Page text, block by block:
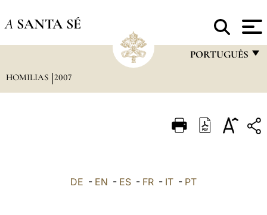
A SANTA SÉ
PORTUGUÊS
ITALIANO
HOMILIAS 2007
DE - EN - ES - FR - IT - PT